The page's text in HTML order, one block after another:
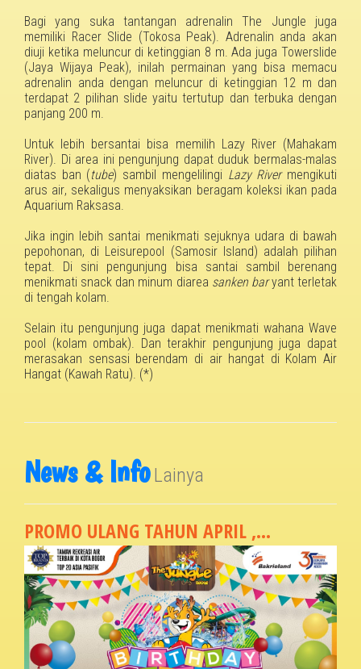
Bagi yang suka tantangan adrenalin The Jungle juga
memiliki Racer Slide (Tokosa Peak). Adrenalin anda akan
diuji ketika meluncur di ketinggian 8 m.Ada jugaTowerslide
(Jaya Wijaya Peak), inilah permainan yang bisa memacu
adrenalin anda dengan meluncur di ketinggian 12 m dan
terdapat 2 pilihan slide yaitu tertutup dan terbuka dengan
panjang 200 m.
Untuk lebih bersantai bisa memilih Lazy River (Mahakam
River). Diarea ini pengunjung dapat duduk bermalas-malas
diatas ban (tube) sambil mengelilingi Lazy Rivermengikuti
arus air, sekaligus menyaksikan beragam koleksiikan pada
Aquarium Raksasa.
Jika ingin lebih santai menikmati sejuknya udara di bawah
pepohonan, di Leisurepool (Samosir Island) adalah pilihan
tepat. Di sini pengunjung bisa santai sambil berenang
menikmati snack dan minum diarea sanken baryant terletak
di tengah kolam.
Selain itu pengunjung juga dapat menikmati wahana Wave
pool (kolam ombak). Dan terakhir pengunjung juga dapat
merasakan sensasi berendam di air hangat di Kolam Air
Hangat (Kawah Ratu). (*)
News & InfoLainya
PROMO ULANG TAHUN APRIL ,...